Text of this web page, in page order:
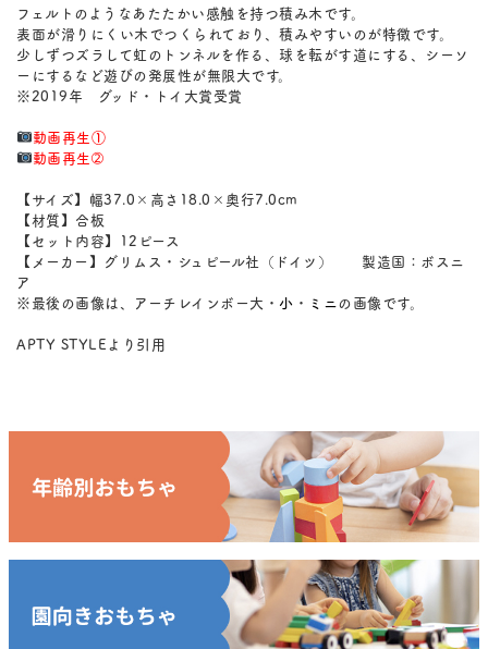
フェルトのようなあたたかい感触を持つ積み木です。
表面が滑りにくい木でつくられており、積みやすいのが特徴です。
少しずつズラして虹のトンネルを作る、球を転がす道にする、シーソ
ーにするなど遊びの発展性が無限大です。
※2019年 グッド・トイ大賞受賞
動画再生①
動画再生➁
【サイズ】幅37.0×高さ18.0×奥行7.0cm
【材質】合板
【セット内容】12ピース
【メーカー】グリムス・シュピール社（ドイツ） 製造国：ボスニ
ア
※最後の画像は、アーチレインボー大・ 小 ・ ミニの画像です。
APTY STYLEより引用